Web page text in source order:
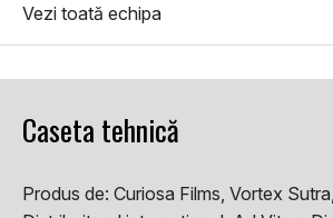
Vezi toată echipa
Caseta tehnică
Produs de: Curiosa Films, Vortex